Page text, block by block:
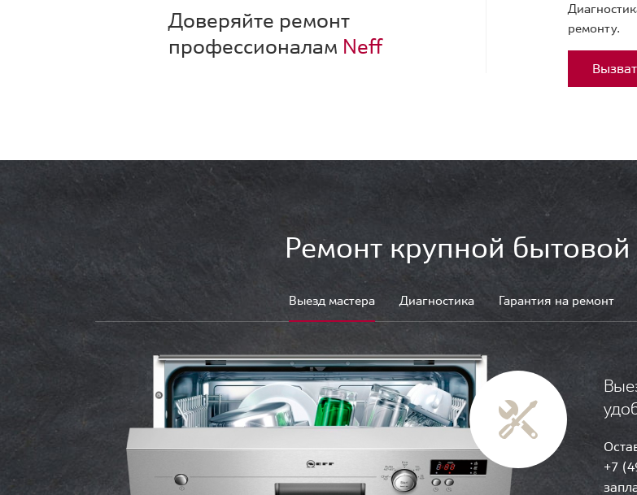
Доверяйте ремонт
профессионалам Neff
ремонту.
Ремонт крупной
Выезд мастера Диагностика Гарантия на ремонт
+7